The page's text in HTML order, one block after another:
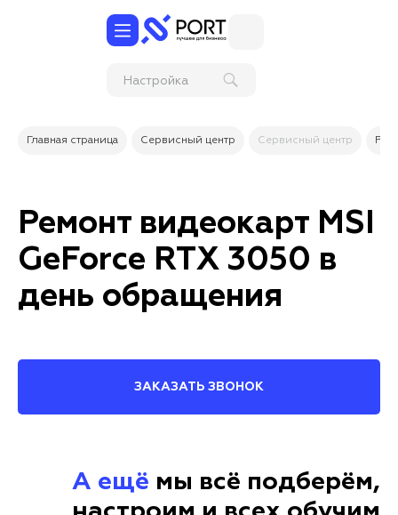
Настройка
Главная страница Сервисный центр Сервисный центр
Ремонт видеокарт MSI
GeForce RTX 3050 в
день обращения
ЗАКАЗАТЬ ЗВОНОК
А ещё мы всё подберём,